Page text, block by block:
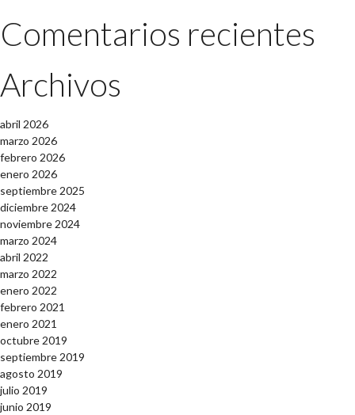
Comentarios recientes
Archivos
abril 2026
marzo 2026
febrero 2026
enero 2026
septiembre 2025
diciembre 2024
noviembre 2024
marzo 2024
abril 2022
marzo 2022
enero 2022
febrero 2021
enero 2021
octubre 2019
septiembre 2019
agosto 2019
julio 2019
junio 2019